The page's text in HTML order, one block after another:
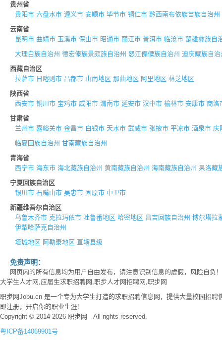
贵州省
贵阳市 六盘水市 遵义市 安顺市 毕节市 铜仁市 黔西南布依族苗族自治州
云南省
昆明市 曲靖市 玉溪市 保山市 昭通市 丽江市 普洱市 临沧市 楚雄彝族自
大理白族自治州 德宏傣族景颇族自治州 怒江傈僳族自治州 迪庆藏族自治
西藏自治区
拉萨市 日喀则市 昌都市 山南地区 那曲地区 阿里地区 林芝地区
陕西省
西安市 铜川市 宝鸡市 咸阳市 渭南市 延安市 汉中市 榆林市 安康市 商洛
甘肃省
兰州市 嘉峪关市 金昌市 白银市 天水市 武威市 张掖市 平凉市 酒泉市 庆
临夏回族自治州 甘南藏族自治州
青海省
西宁市 海东市 海北藏族自治州 黄南藏族自治州 海南藏族自治州 果洛藏
宁夏回族自治区
银川市 石嘴山市 吴忠市 固原市 中卫市
新疆维吾尔自治区
乌鲁木齐市 克拉玛依市 吐鲁番地区 哈密地区 昌吉回族自治州 博尔塔拉
伊犁哈萨克自治州
塔城地区 阿勒泰地区 直辖县级
免责声明：
网页内的所有信息均为用户自由发布，请注意识别信息的虚假，风险自
大学生人才网,应届生求职招聘网,职步人才网招聘网,职步网
职步网Jobu.cn 是一个专为大学生打造的求职招聘信息网，提供大量校园招
即注册，开启你的职业生涯！
Copyright © 2014-2026 职步网 All rights reserved.
粤ICP备14069901号